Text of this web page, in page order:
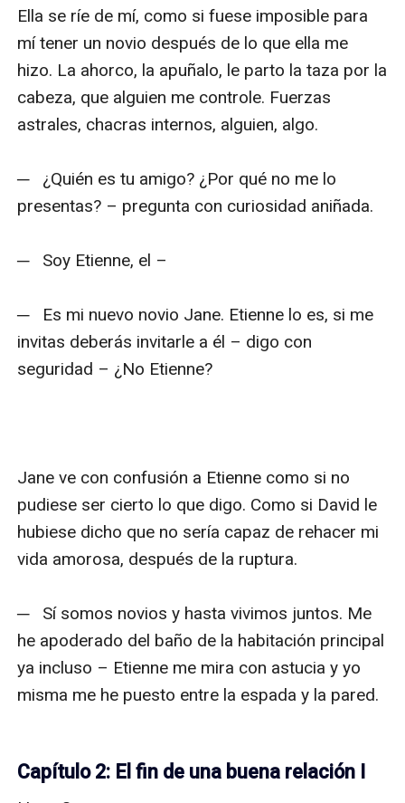
Ella se ríe de mí, como si fuese imposible para
mí tener un novio después de lo que ella me
hizo. La ahorco, la apuñalo, le parto la taza por la
cabeza, que alguien me controle. Fuerzas
astrales, chacras internos, alguien, algo.
─   ¿Quién es tu amigo? ¿Por qué no me lo
presentas? – pregunta con curiosidad aniñada.
─   Soy Etienne, el –
─   Es mi nuevo novio Jane. Etienne lo es, si me
invitas deberás invitarle a él – digo con
seguridad – ¿No Etienne?
Jane ve con confusión a Etienne como si no
pudiese ser cierto lo que digo. Como si David le
hubiese dicho que no sería capaz de rehacer mi
vida amorosa, después de la ruptura.
─   Sí somos novios y hasta vivimos juntos. Me
he apoderado del baño de la habitación principal
ya incluso – Etienne me mira con astucia y yo
misma me he puesto entre la espada y la pared.
Capítulo 2: El fin de una buena relación I